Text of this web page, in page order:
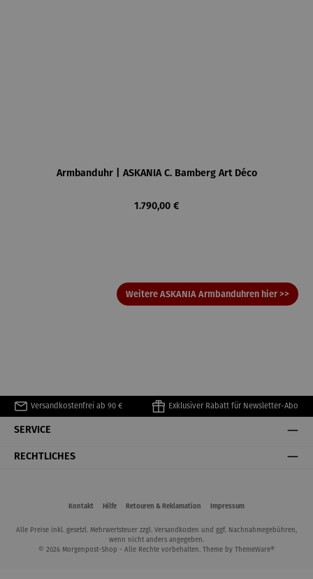
Armbanduhr | ASKANIA C. Bamberg Art Déco
Regulärer Preis:
1.790,00 €
Weitere ASKANIA Armbanduhren hier >>
Versandkostenfrei ab 90 € Exklusiver Rabatt für Newsletter-Abo
SERVICE
RECHTLICHES
Kontakt Hilfe Retouren & Reklamation Impressum
Alle Preise inkl. gesetzl. Mehrwertsteuer zzgl. Versandkosten und ggf. Nachnahmegebühren,
wenn nicht anders angegeben.
© 2026 Morgenpost-Shop - Alle Rechte vorbehalten. Theme by ThemeWare®